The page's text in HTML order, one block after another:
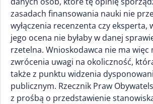
zasadach finansowania nauki nie
wyłączenia recenzenta czy eksperta,
jego ocena nie byłaby w danej
rzetelna. Wnioskodawca nie ma więc
zwrócenia uwagi na okoliczność,
także z punktu widzenia
publicznym. Rzecznik Praw
z prośbą o przedstawienie